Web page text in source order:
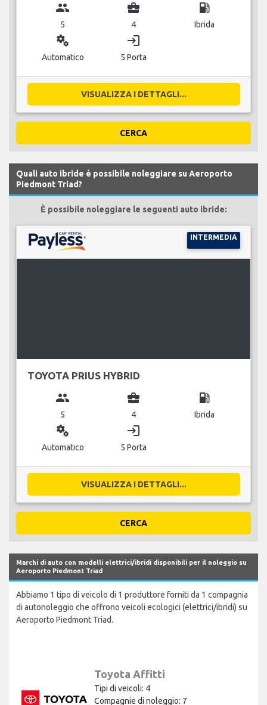
group
5
business_center
4
local_gas_station
Ibrida
miscellaneous_services
Automatico
login
5 Porta
VISUALIZZA I DETTAGLI...
CERCA
Quali auto ibride è possibile noleggiare su Aeroporto
Piedmont Triad?
È possibile noleggiare le seguenti auto ibride:
INTERMEDIA
TOYOTA PRIUS HYBRID
group
5
business_center
4
local_gas_station
Ibrida
miscellaneous_services
Automatico
login
5 Porta
VISUALIZZA I DETTAGLI...
CERCA
Marchi di auto con modelli elettrici/ibridi disponibili per il noleggio su
Aeroporto Piedmont Triad
Abbiamo 1 tipo di veicolo di 1 produttore forniti da 1 compagnia
di autonoleggio che offrono veicoli ecologici (elettrici/ibridi) su
Aeroporto Piedmont Triad.
Toyota Affitti
Tipi di veicoli: 4
Compagnie di noleggio: 7